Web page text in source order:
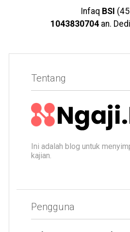
Infaq BSI
1043830704 an.
Tentang
Ini adalah blog untuk
kajian.
Pengguna